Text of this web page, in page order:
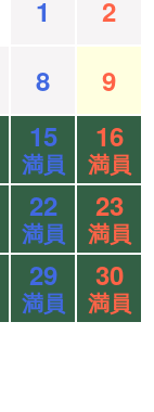
1
2
8
9
15
満員
16
満員
22
満員
23
満員
29
満員
30
満員